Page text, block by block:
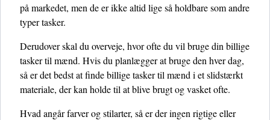
på markedet, men de er ikke altid lige så holdbare som andre
typer tasker.
Derudover skal du overveje, hvor ofte du vil bruge din billige
tasker til mænd. Hvis du planlægger at bruge den hver dag,
så er det bedst at finde billige tasker til mænd i et slidstærkt
materiale, der kan holde til at blive brugt og vasket ofte.
Hvad angår farver og stilarter, så er der ingen rigtige eller